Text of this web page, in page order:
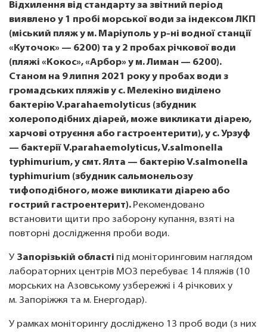
Відхилення від стандарту за звітний період
виявлено у 1 пробі морської води за індексом ЛКП
(міський пляж у м. Маріуполь у р-ні водної станції
«Куточок» — 6200) та у 2 пробах річкової води
(пляжі «Кокос», «Арбор» у м. Лиман — 6200).
Станом на 9 липня 2021 року у пробах води з
громадських пляжів у с. Мелекіно виділено
бактерію V.parahaemolyticus (збудник
холероподібних діарей, може викликати діарею,
харчові отруєння або гастроентерити), у с. Урзуф
— бактерії V.parahaemolyticus, V.salmonella
typhimurium, у смт. Ялта — бактерію V.salmonella
typhimurium (збудник сальмонельозу
тифоподібного, може викликати діарею або
гострий гастроентерит). Рекомендовано
встановити щити про заборону купання, взяті на
повторні дослідження проби води.
У Запорізькій області під моніторинговим наглядом
лабораторних центрів МОЗ перебуває 14 пляжів (10
морських на Азовському узбережжі і 4 річкових у
м. Запоріжжя та м. Енергодар).
У рамках моніторингу досліджено 13 проб води (з них